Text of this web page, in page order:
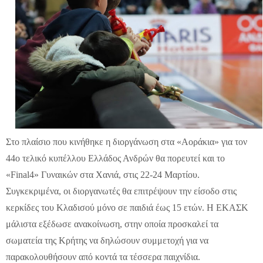
Στο πλαίσιο που κινήθηκε η διοργάνωση στα «Αοράκια» για τον
44ο τελικό κυπέλλου Ελλάδος Ανδρών θα πορευτεί και το
«Final4» Γυναικών στα Χανιά, στις 22-24 Μαρτίου.
Συγκεκριμένα, οι διοργανωτές θα επιτρέψουν την είσοδο στις
κερκίδες του Κλαδισού μόνο σε παιδιά έως 15 ετών. Η ΕΚΑΣΚ
μάλιστα εξέδωσε ανακοίνωση, στην οποία προσκαλεί τα
σωματεία της Κρήτης να δηλώσουν συμμετοχή για να
παρακολουθήσουν από κοντά τα τέσσερα παιχνίδια.